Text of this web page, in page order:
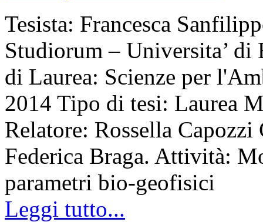
Tesista: Francesca
Studiorum – Universita’ di
di Laurea: Scienze per
2014 Tipo di tesi: Laurea
Relatore: Rossella
Federica Braga. Attività:
parametri bio-geofisici
Leggi tutto...